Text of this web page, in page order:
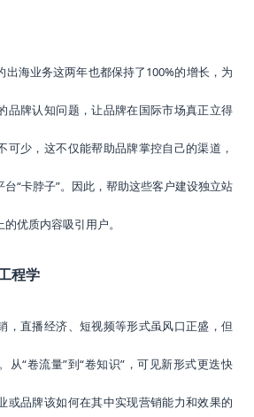
出海业务这两年也都保持了 100%的增长 ，为
品牌认知问题，让品牌在国际市场真正立得
可少，这不仅能帮助品牌掌控自己的渠道，
台“卡脖子”。因此，帮助这些客户建设独立站
优质内容吸引用户。
程学
，直播经济、短视频等形式虽风口正盛，但
从“卷流量”到“卷知识”，可见新形式更迭快
或品牌该如何在其中实现营销能力和效果的